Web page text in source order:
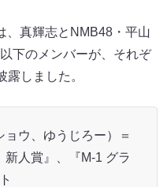
、真輝志とNMB48・平山
下のメンバーが、それぞ
露しました。
ョウ、ゆうじろー）＝
新人賞』、『M-1 グラ